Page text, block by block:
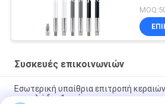
Συσκευές επικοινωνιών
Εσωτερική υπαίθρια επιτροπή
το καλώδιο 1m, άσπρο